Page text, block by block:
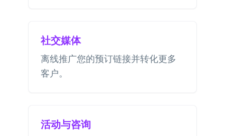
社交媒体
离线推广您的预订链接并转化更多
客户。
活动与咨询